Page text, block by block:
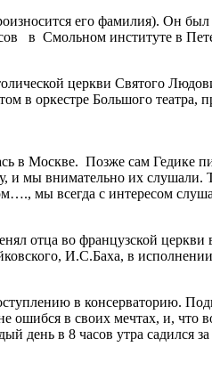
его фамилия). Он
в Смольном институте в
церкви Святого
в оркестре Большого театра,
в Москве. Позже сам Гедике
и мы внимательно их слушали.
мы всегда с интересом
отца во французской церкви
И.С.Баха, в
в консерваторию.
ошибся в своих мечтах, и, что
день в 8 часов утра садился за